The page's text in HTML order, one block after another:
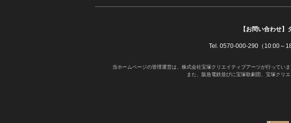
【お問い合わせ】
Tel. 0570-000-290（10:00～
当ホームページの管理運営は、株式会社宝塚クリエイティブアーツが行ってい
また、阪急電鉄並びに宝塚歌劇団、宝塚クリ